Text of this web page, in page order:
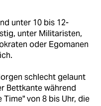
unter 10 bis 12-
unter Militaristen,
oder Egomanen
schlecht gelaunt
Bettkante während
von 8 bis Uhr, die